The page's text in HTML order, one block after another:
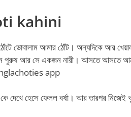
kahini
ডোবালাম আমার ঠোঁট। অন্যদিকে আর
আর সে একজন নারী। আসতে আসতে
app
কে দেখে হেসে ফেলল বর্ষা। আর তারপর